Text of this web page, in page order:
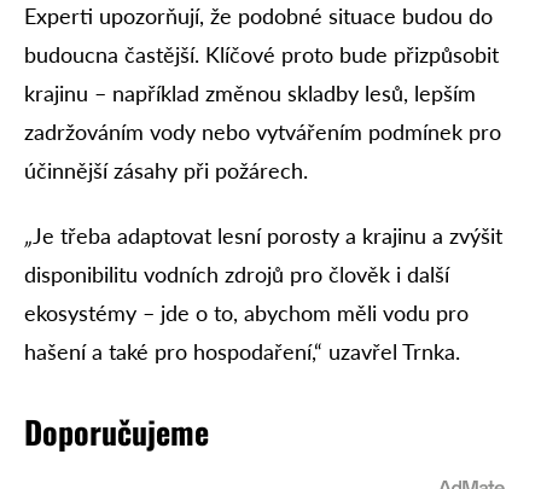
Experti upozorňují, že podobné situace budou do
budoucna častější. Klíčové proto bude přizpůsobit
krajinu – například změnou skladby lesů, lepším
zadržováním vody nebo vytvářením podmínek pro
účinnější zásahy při požárech.
„Je třeba adaptovat lesní porosty a krajinu a zvýšit
disponibilitu vodních zdrojů pro člověk i další
ekosystémy – jde o to, abychom měli vodu pro
hašení a také pro hospodaření,“ uzavřel Trnka.
Doporučujeme